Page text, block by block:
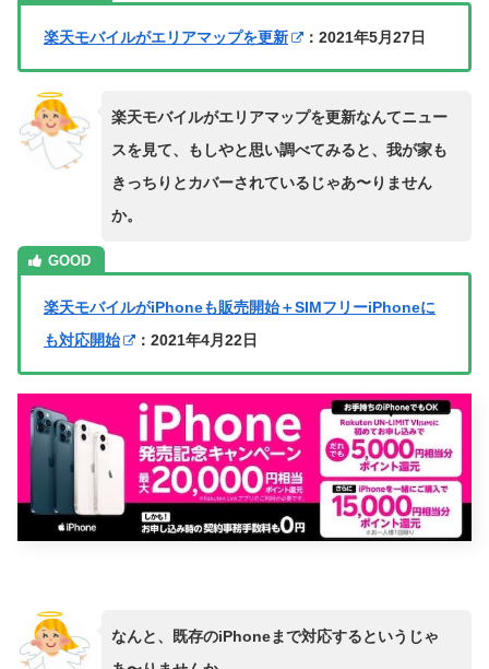
楽天モバイルがエリアマップを更新 ：2021年5月27日
楽天モバイルがエリアマップを更新なんてニュー
スを見て、もしやと思い調べてみると、我が家も
きっちりとカバーされているじゃあ〜りません
か。
楽天モバイルがiPhoneも販売開始＋SIMフリーiPhoneに
も対応開始
：2021年4月22日
なんと、既存のiPhoneまで対応するというじゃ